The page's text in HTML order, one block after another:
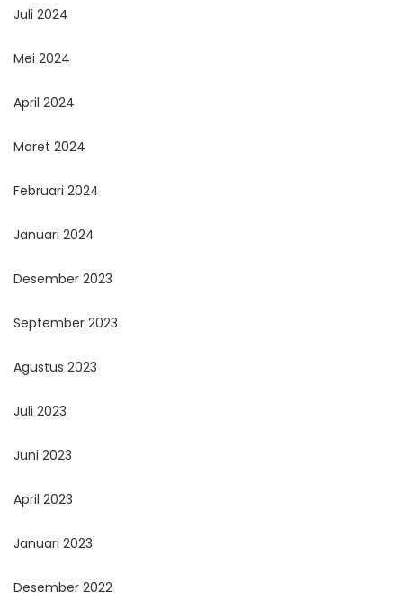
Juli 2024
Mei 2024
April 2024
Maret 2024
Februari 2024
Januari 2024
Desember 2023
September 2023
Agustus 2023
Juli 2023
Juni 2023
April 2023
Januari 2023
Desember 2022